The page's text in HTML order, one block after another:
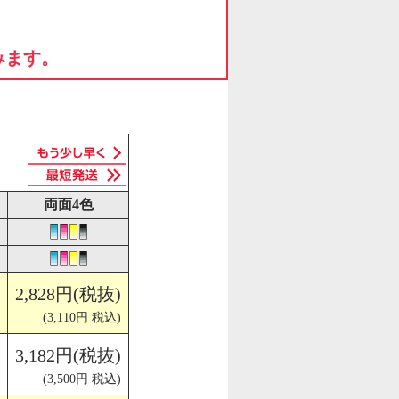
す。
両面4色
2,828円(税抜)
(3,110円 税込)
3,182円(税抜)
(3,500円 税込)